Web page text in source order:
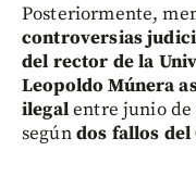
Posteriormente,
controversias
del rector de la
Leopoldo Múnera
ilegalentre junio de
segúndos fallos del